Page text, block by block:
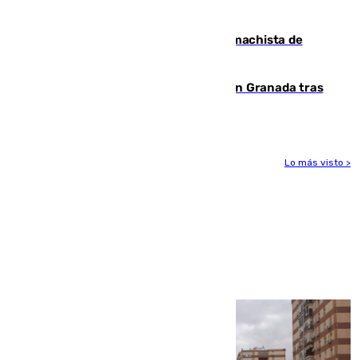
Pedro Sánchez condena el crimen machista de
Angustioso rescate de una familia en Granada tras
Lo más visto >